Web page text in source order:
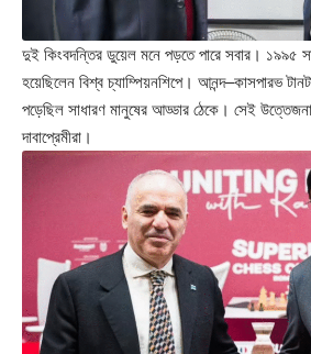
দুই কিংবদন্তির ডুয়েল মনে পড়তে পারে সবার। ১৯৯৫
হয়েছিলেন বিশ্ব চ্যাম্পিয়নশিপে। আনন্দ–কাসপারভ
পড়েছিল সাধারণ মানুষের আড্ডার ঠেকে। সেই
দাবাপ্রেমীরা।